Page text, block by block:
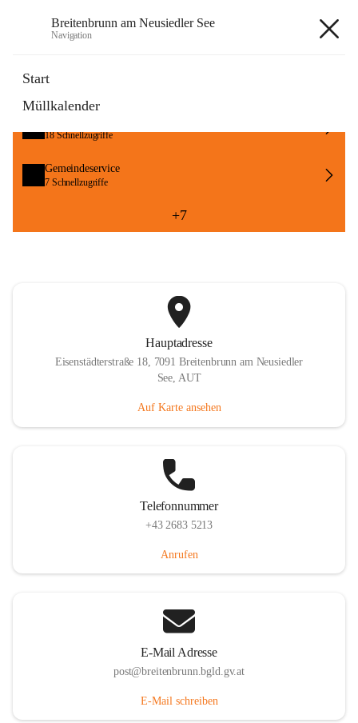
Breitenbrunn am Neusiedler See
Navigation
Start
Müllkalender
18 Schnellzugriffe
Gemeindeservice
7 Schnellzugriffe
+7
Hauptadresse
Eisenstädterstraße 18, 7091 Breitenbrunn am Neusiedler
See, AUT
Auf Karte ansehen
Telefonnummer
+43 2683 5213
Anrufen
E-Mail Adresse
post@breitenbrunn.bgld.gv.at
E-Mail schreiben